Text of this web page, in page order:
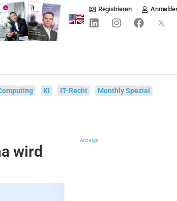
Registrieren
KI IT-Recht Monthly Spezial
wird
Anzeige